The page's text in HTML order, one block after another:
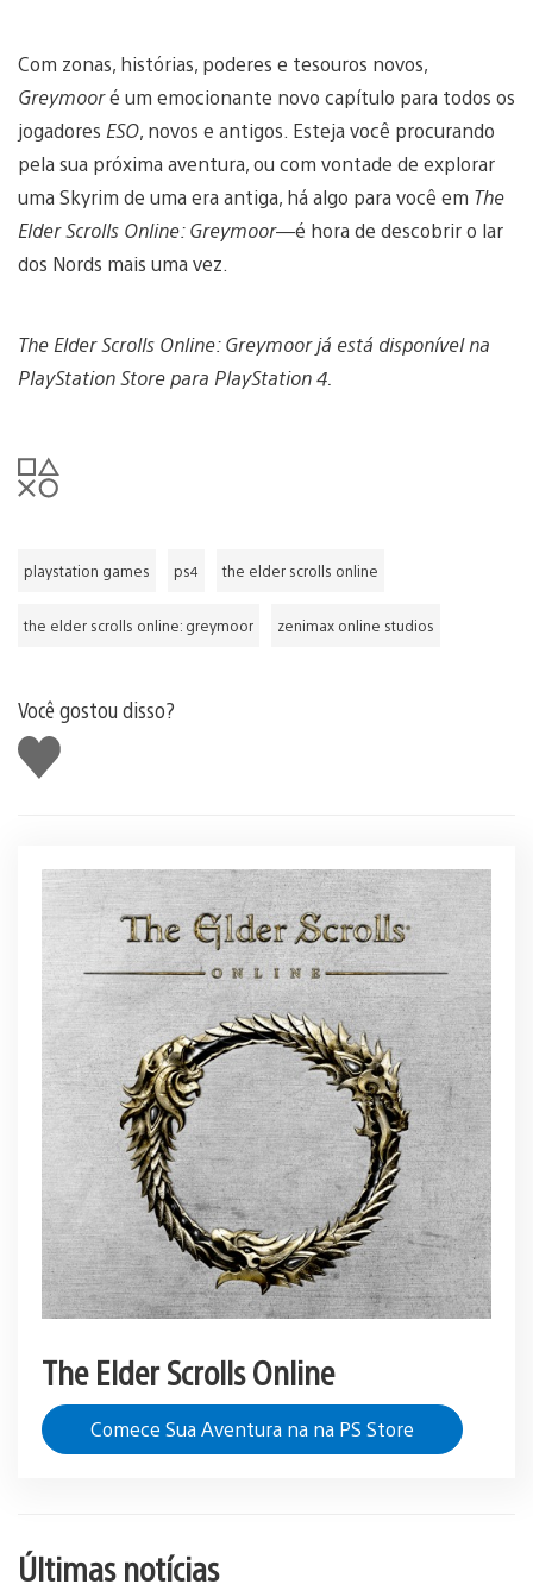
Com zonas, histórias, poderes e tesouros novos,
Greymooré um emocionante novo capítulo para todos os
jogadores ESO, novos e antigos. Esteja você procurando
pela sua próxima aventura, ou com vontade de explorar
uma Skyrim de uma era antiga, há algo para você em The
Elder Scrolls Online: Greymoor—é hora de descobrir o lar
dos Nords mais uma vez.
The Elder Scrolls Online: Greymoor já está disponível na
PlayStation Store para PlayStation 4.
playstation games ps4 the elder scrolls online
the elder scrolls online: greymoor zenimax online studios
Você gostou disso?
Curtir
The Elder Scrolls Online
Comece Sua Aventura na na PS Store
Últimas notícias